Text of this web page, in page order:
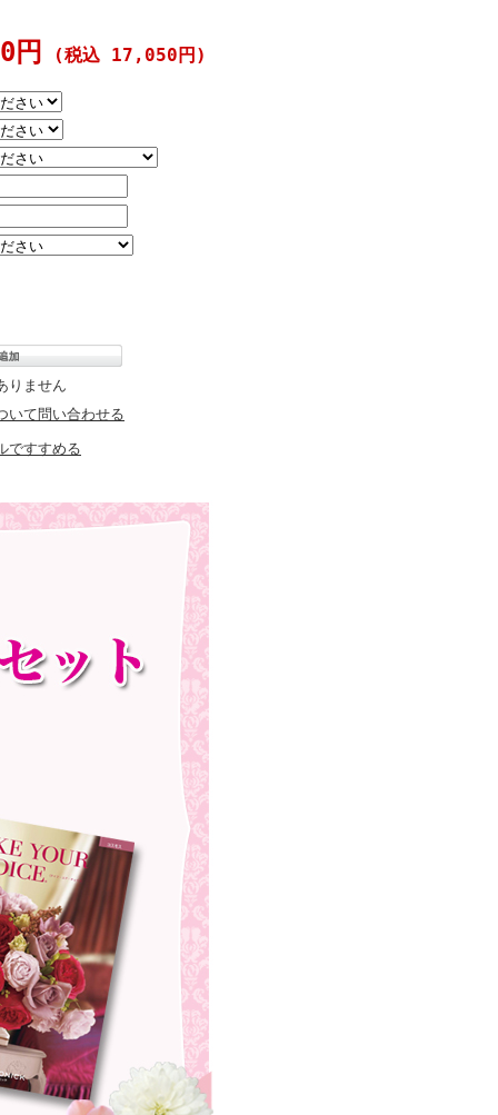
円 (税込 17,050円)
りません
いて問い合わせる
ですすめる